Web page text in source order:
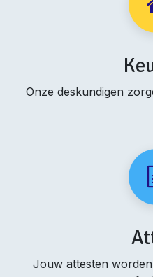
Onze deskundigen
Jouw attesten worden